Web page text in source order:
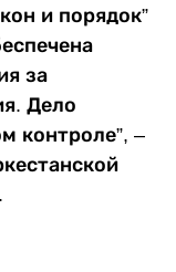
и порядок”
за
Дело
контроле”, –